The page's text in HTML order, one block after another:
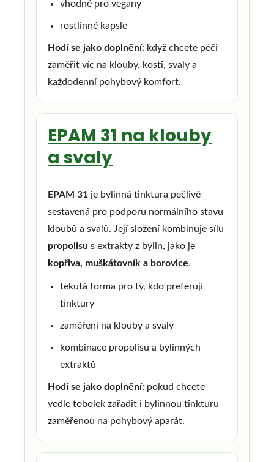
vhodné pro vegany
rostlinné kapsle
Hodí se jako doplnění: když chcete péči
zaměřit víc na klouby, kosti, svaly a
každodenní pohybový komfort.
EPAM 31 na klouby
a svaly
EPAM 31 je bylinná tinktura pečlivě
sestavená pro podporu normálního stavu
kloubů a svalů. Její složení kombinuje sílu
propolisu s extrakty z bylin, jako je
kopřiva, muškátovník a borovice.
tekutá forma pro ty, kdo preferují
tinktury
zaměření na klouby a svaly
kombinace propolisu a bylinných
extraktů
Hodí se jako doplnění: pokud chcete
vedle tobolek zařadit i bylinnou tinkturu
zaměřenou na pohybový aparát.